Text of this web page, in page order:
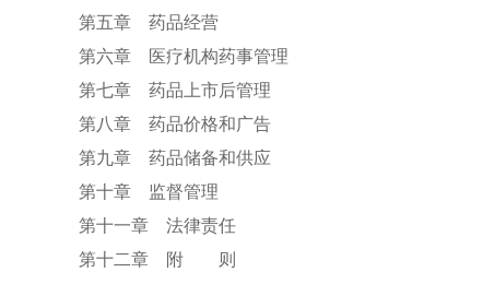
第五章 药品经营
第六章 医疗机构药事管理
第七章 药品上市后管理
第八章 药品价格和广告
第九章 药品储备和供应
第十章 监督管理
第十一章 法律责任
第十二章 附 则